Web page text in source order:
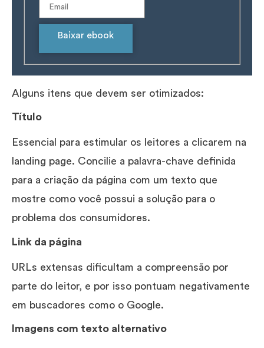
Baixar ebook
Alguns itens que devem ser otimizados:
Título
Essencial para estimular os leitores a clicarem na
landing page. Concilie a palavra-chave definida
para a criação da página com um texto que
mostre como você possui a solução para o
problema dos consumidores.
Link da página
URLs extensas dificultam a compreensão por
parte do leitor, e por isso pontuam negativamente
em buscadores como o Google.
Imagens com texto alternativo